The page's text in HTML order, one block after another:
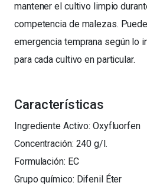
mantener el cultivo limpio
competencia de malezas.
emergencia temprana según lo
para cada cultivo en particular.
Características
Ingrediente Activo: Oxyfluorfen
Concentración: 240 g/l.
Formulación: EC
Grupo químico: Difenil Éter